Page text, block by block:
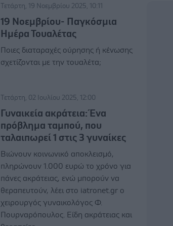
Τετάρτη, 19 Νοεμβρίου 2025, 10:11
19 Νοεμβρίου- Παγκόσμια
Ημέρα Τουαλέτας
Ποιες διαταραχές ούρησης ή κένωσης
σχετίζονται με την τουαλέτα;
Τετάρτη, 02 Ιουλίου 2025, 12:00
Γυναικεία ακράτεια: Ένα
πρόβλημα ταμπού, που
ταλαιπωρεί 1 στις 3 γυναίκες
Βιώνουν κοινωνικό αποκλεισμό,
πληρώνουν 1.000 ευρώ το χρόνο για
πάνες ακράτειας, ενώ μπορούν να
θεραπευτούν, λέει στο iatronet.gr ο
χειρουργός γυναικολόγος Φ.
Πουρναρόπουλος. Είδη ακράτειας και